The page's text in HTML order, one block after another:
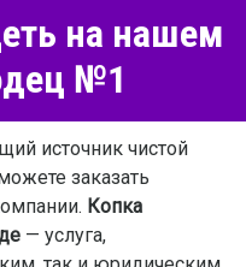
на нашем
№1
источник чистой
заказать
Копка
— услуга,